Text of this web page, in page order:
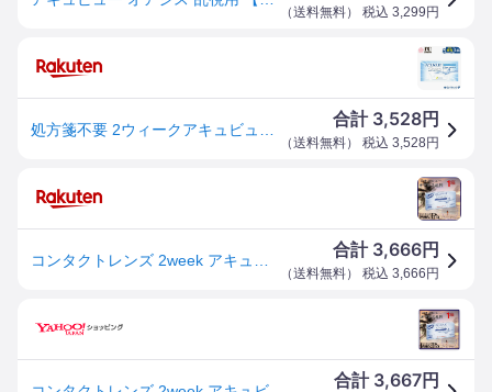
（送料無料） 税込 3,299 円
合計 3,528円
（送料無料） 税込 3,528 円
合計 3,666円
（送料無料） 税込 3,666 円
合計 3,667円